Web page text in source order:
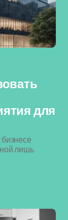
для
лишь